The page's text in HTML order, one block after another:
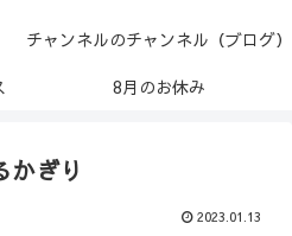
チャンネルのチャンネル（ブログ）
8月のお休み
かぎり
2023.01.13